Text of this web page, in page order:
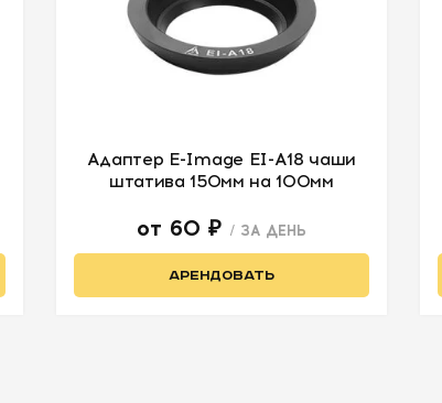
Адаптер E-Image EI-A18 чаши
штатива 150мм на 100мм
от 60 ₽ / ЗА ДЕНЬ
АРЕНДОВАТЬ